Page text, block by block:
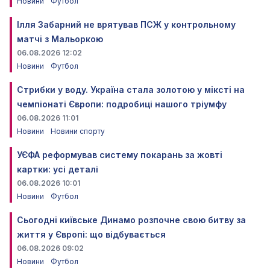
Ілля Забарний не врятував ПСЖ у контрольному
матчі з Мальоркою
06.08.2026 12:02
Новини
Футбол
Стрибки у воду. Україна стала золотою у міксті на
чемпіонаті Європи: подробиці нашого тріумфу
06.08.2026 11:01
Новини
Новини спорту
УЄФА реформував систему покарань за жовті
картки: усі деталі
06.08.2026 10:01
Новини
Футбол
Сьогодні київське Динамо розпочне свою битву за
життя у Європі: що відбувається
06.08.2026 09:02
Новини
Футбол